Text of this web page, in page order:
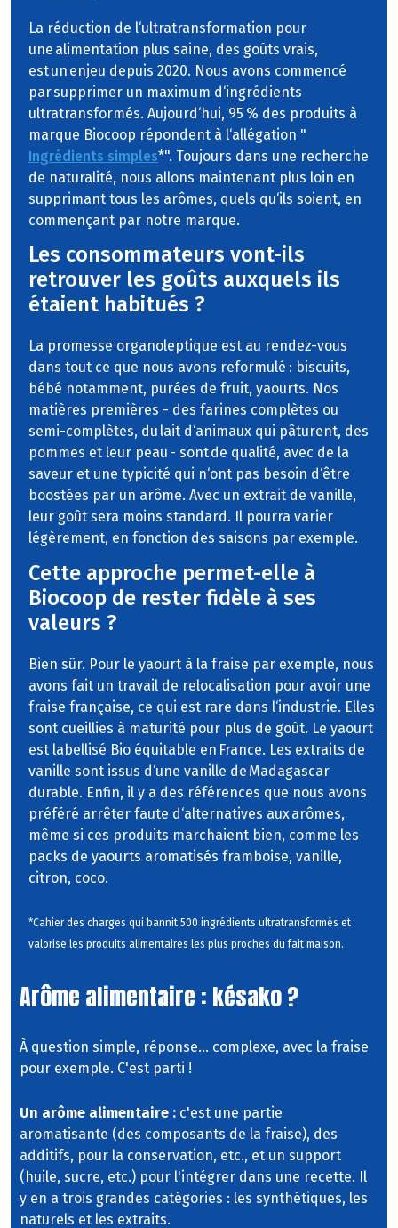
La réduction de l‘ultratransformation pour
une alimentation plus saine, des goûts vrais,
est un enjeu depuis 2020. Nous avons commencé
par supprimer un maximum d‘ingrédients
ultratransformés. Aujourd‘hui, 95 % des produits à
marque Biocoop répondent à l‘allégation "
Ingrédients simples*". Toujours dans une recherche
de naturalité, nous allons maintenant plus loin en
supprimant tous les arômes, quels qu‘ils soient, en
commençant par notre marque.
Les consommateurs vont-ils
retrouver les goûts auxquels ils
étaient habitués ?
La promesse organoleptique est au rendez-vous
dans tout ce que nous avons reformulé : biscuits,
bébé notamment, purées de fruit, yaourts. Nos
matières premières - des farines complètes ou
semi-complètes, du lait d‘animaux qui pâturent, des
pommes et leur peau - sont de qualité, avec de la
saveur et une typicité qui n‘ont pas besoin d‘être
boostées par un arôme. Avec un extrait de vanille,
leur goût sera moins standard. Il pourra varier
légèrement, en fonction des saisons par exemple.
Cette approche permet-elle à
Biocoop de rester fidèle à ses
valeurs ?
Bien sûr. Pour le yaourt à la fraise par exemple, nous
avons fait un travail de relocalisation pour avoir une
fraise française, ce qui est rare dans l‘industrie. Elles
sont cueillies à maturité pour plus de goût. Le yaourt
est labellisé Bio équitable en France. Les extraits de
vanille sont issus d‘une vanille de Madagascar
durable. Enfin, il y a des références que nous avons
préféré arrêter faute d‘alternatives aux arômes,
même si ces produits marchaient bien, comme les
packs de yaourts aromatisés framboise, vanille,
citron, coco.
*Cahier des charges qui bannit 500 ingrédients ultratransformés et
valorise les produits alimentaires les plus proches du fait maison.
Arôme alimentaire : késako ?
À question simple, réponse... complexe, avec la fraise
pour exemple. C'est parti !
Un arôme alimentaire : c'est une partie
aromatisante (des composants de la fraise), des
additifs, pour la conservation, etc., et un support
(huile, sucre, etc.) pour l'intégrer dans une recette. Il
y en a trois grandes catégories : les synthétiques, les
naturels et les extraits.